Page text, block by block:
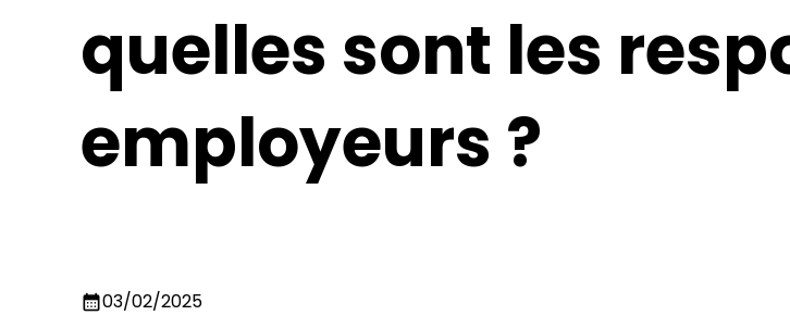
quelles sont les
employeurs ?
calendar_month03/02/2025